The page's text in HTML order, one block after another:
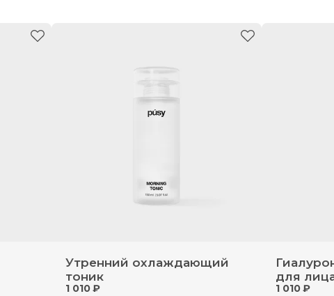
Утренний охлаждающий
тоник
1 010 ₽
для
1 010 ₽